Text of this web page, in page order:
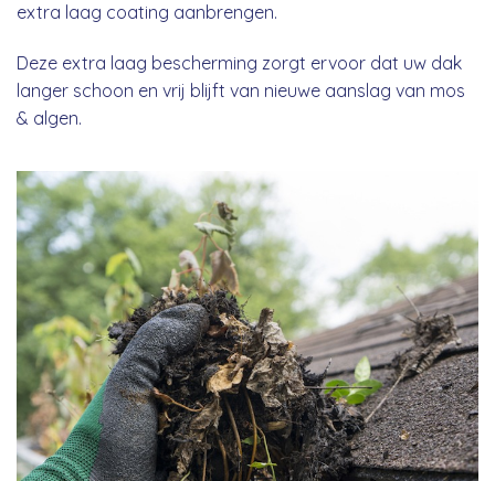
extra laag coating aanbrengen.
Deze extra laag bescherming zorgt ervoor dat uw dak
langer schoon en vrij blijft van nieuwe aanslag van mos
& algen.